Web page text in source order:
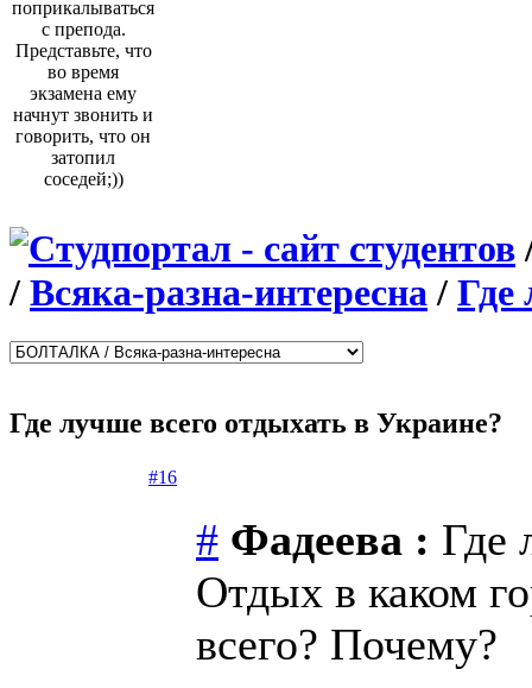
поприкалываться
с препода.
Представьте, что
во время
экзамена ему
начнут звонить и
говорить, что он
затопил
соседей;))
/ Всяка-разна-интересна/ Где
Где лучше всего отдыхать в Украине?
#16
# Фадеева : Где
Отдых в каком
всего? Почему?